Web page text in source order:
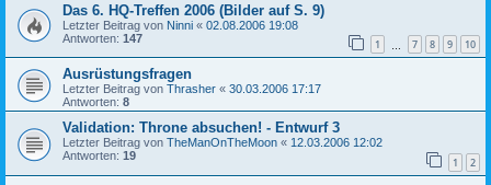
Das 6. HQ-Treffen 2006 (Bilder auf S. 9)
Letzter Beitrag von Ninni « 02.08.2006 19:08
Antworten: 147 1 7 8 9 10
Ausrüstungsfragen
Letzter Beitrag von Thrasher « 30.03.2006 17:17
Antworten: 8
Validation: Throne absuchen! - Entwurf 3
Letzter Beitrag von TheManOnTheMoon « 12.03.2006 12:02
Antworten: 19 1 2